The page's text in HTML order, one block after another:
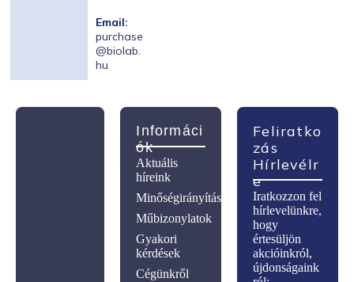
Email:
purchase
@biolab.
hu
Feliratko
Zás
Hírlevélr
E
Iratkozzon fel
hírlevelünkre,
hogy
értesüljön
akcióinkról,
újdonságaink
Informáci
Ók
Aktuális
híreink
Minőségirányítás
Műbizonylatok
Gyakori
kérdések
Cégünkről